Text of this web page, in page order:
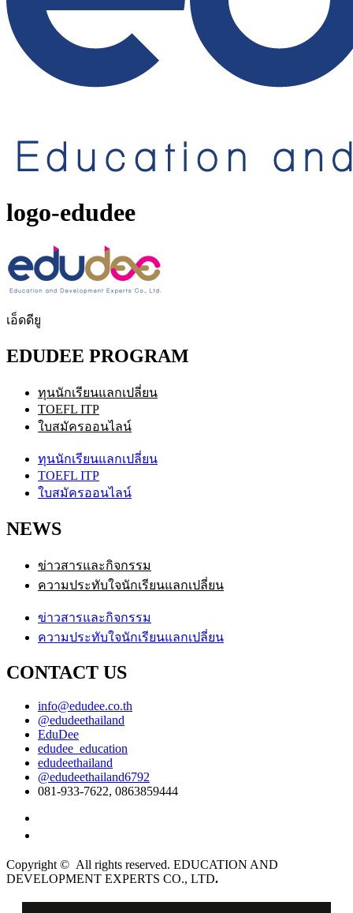
logo-edudee
เอ็ดดียู
EDUDEE PROGRAM
ทุนนักเรียนแลกเปลี่ยน
TOEFL ITP
ใบสมัครออนไลน์
ทุนนักเรียนแลกเปลี่ยน
TOEFL ITP
ใบสมัครออนไลน์
NEWS
ข่าวสารและกิจกรรม
ความประทับใจนักเรียนแลกเปลี่ยน
ข่าวสารและกิจกรรม
ความประทับใจนักเรียนแลกเปลี่ยน
CONTACT US
info@edudee.co.th
@edudeethailand
EduDee
edudee_education
edudeethailand
@edudeethailand6792
081-933-7622, 0863859444
Copyright © All rights reserved. EDUCATION AND
DEVELOPMENT EXPERTS CO., LTD.